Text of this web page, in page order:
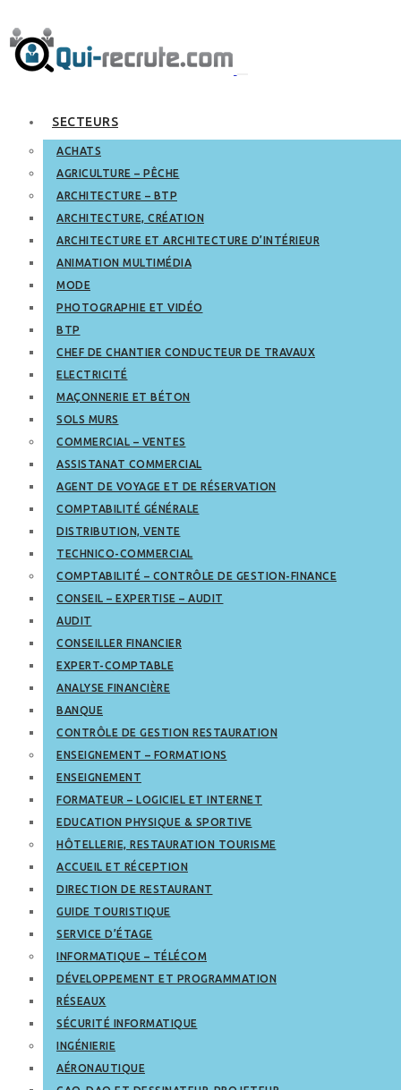
SECTEURS
ACHATS
AGRICULTURE – PÊCHE
ARCHITECTURE – BTP
ARCHITECTURE, CRÉATION
ARCHITECTURE ET ARCHITECTURE D’INTÉRIEUR
ANIMATION MULTIMÉDIA
MODE
PHOTOGRAPHIE ET VIDÉO
BTP
CHEF DE CHANTIER CONDUCTEUR DE TRAVAUX
ELECTRICITÉ
MAÇONNERIE ET BÉTON
SOLS MURS
COMMERCIAL – VENTES
ASSISTANAT COMMERCIAL
AGENT DE VOYAGE ET DE RÉSERVATION
COMPTABILITÉ GÉNÉRALE
DISTRIBUTION, VENTE
TECHNICO-COMMERCIAL
COMPTABILITÉ – CONTRÔLE DE GESTION-FINANCE
CONSEIL – EXPERTISE – AUDIT
AUDIT
CONSEILLER FINANCIER
EXPERT-COMPTABLE
ANALYSE FINANCIÈRE
BANQUE
CONTRÔLE DE GESTION RESTAURATION
ENSEIGNEMENT – FORMATIONS
ENSEIGNEMENT
FORMATEUR – LOGICIEL ET INTERNET
EDUCATION PHYSIQUE & SPORTIVE
HÔTELLERIE, RESTAURATION TOURISME
ACCUEIL ET RÉCEPTION
DIRECTION DE RESTAURANT
GUIDE TOURISTIQUE
SERVICE D’ÉTAGE
INFORMATIQUE – TÉLÉCOM
DÉVELOPPEMENT ET PROGRAMMATION
RÉSEAUX
SÉCURITÉ INFORMATIQUE
INGÉNIERIE
AÉRONAUTIQUE